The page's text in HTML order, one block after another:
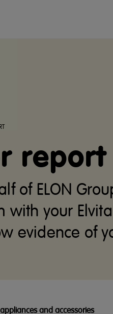
report
of ELON
with your
evidence of